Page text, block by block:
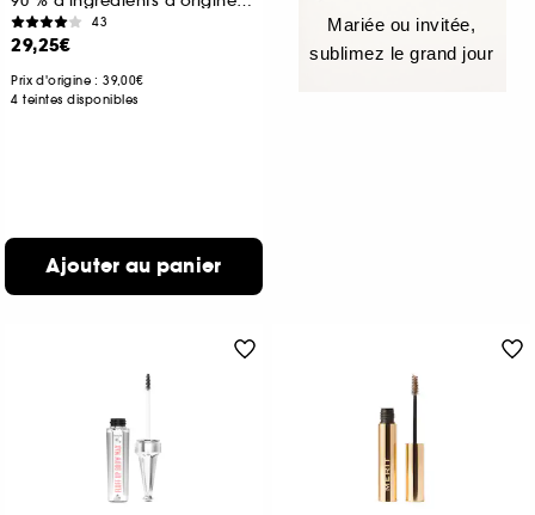
43
29,25€
Prix d'origine : 39,00€
4 teintes disponibles
Ajouter au panier
Mariée ou invitée,
sublimez le grand jour